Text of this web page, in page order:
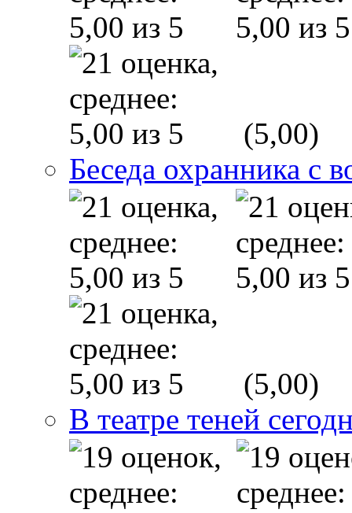
(5,00)
Беседа охранника с
(5,00)
В театре теней